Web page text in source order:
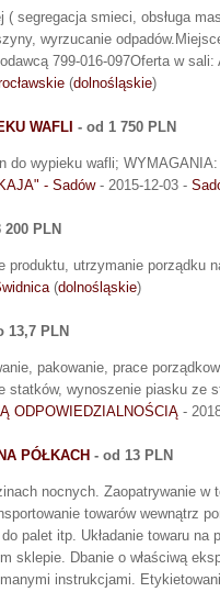
segregacja smieci, obsługa
wyrzucanie
799-016-097Oferta w sali:
(dolnośląskie)
WAFLI - od 1 750 PLN
do wypieku wafli;
- Sadów- 2015-12-03 -
200 PLN
produktu, utrzymanie porządku
(dolnośląskie)
13,7 PLN
pakowanie, prace
statków, wynoszenie piasku ze
ODPOWIEDZIALNOŚCIĄ -
PÓŁKACH - od 13 PLN
nocnych. Zaopatrywanie w
towarów wewnątrz
palet itp. Układanie towaru na
sklepie. Dbanie o właściwą
instrukcjami.